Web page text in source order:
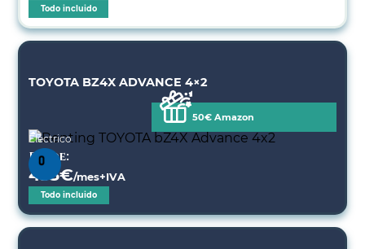
Todo incluido
TOYOTA BZ4X ADVANCE 4×2
Eléctrico
50€ Amazon
Desde:
433€/mes+IVA
Todo incluido